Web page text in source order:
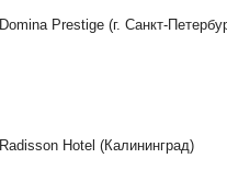
Domina Prestige (г. Санкт-
Radisson Hotel (Калининград)